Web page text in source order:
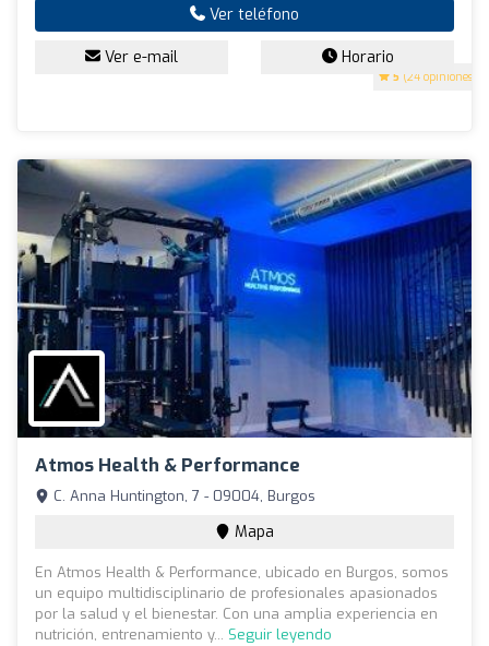
5 (24 opiniones)
Ver teléfono
Ver e-mail Horario
Atmos Health & Performance
C. Anna Huntington, 7 - 09004, Burgos
Mapa
En Atmos Health & Performance, ubicado en Burgos, somos
un equipo multidisciplinario de profesionales apasionados
por la salud y el bienestar. Con una amplia experiencia en
nutrición, entrenamiento y... Seguir leyendo